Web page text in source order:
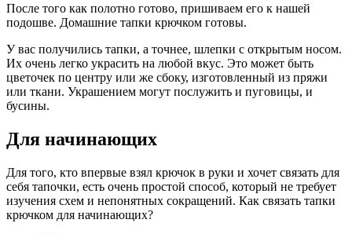
После того как полотно готово, пришиваем его к нашей
подошве. Домашние тапки крючком готовы.
У вас получились тапки, а точнее, шлепки с открытым носом.
Их очень легко украсить на любой вкус. Это может быть
цветочек по центру или же сбоку, изготовленный из пряжи
или ткани. Украшением могут послужить и пуговицы, и
бусины.
Для начинающих
Для того, кто впервые взял крючок в руки и хочет связать для
себя тапочки, есть очень простой способ, который не требует
изучения схем и непонятных сокращений. Как связать тапки
крючком для начинающих?